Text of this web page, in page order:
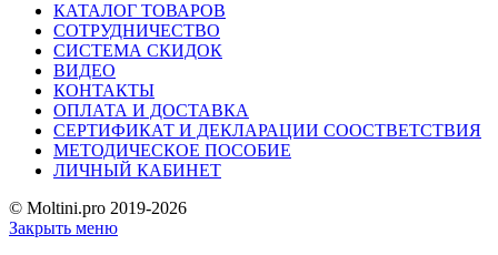
КАТАЛОГ ТОВАРОВ
СОТРУДНИЧЕСТВО
СИСТЕМА СКИДОК
ВИДЕО
КОНТАКТЫ
ОПЛАТА И ДОСТАВКА
СЕРТИФИКАТ И ДЕКЛАРАЦИИ СООСТВЕТСТВИЯ
МЕТОДИЧЕСКОЕ ПОСОБИЕ
ЛИЧНЫЙ КАБИНЕТ
© Moltini.pro 2019-2026
Закрыть меню